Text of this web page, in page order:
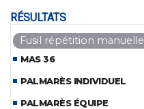
RÉSULTATS
Fusil répétition manuelle
MAS 36
PALMARÈS INDIVIDUEL
PALMARÈS ÉQUIPE